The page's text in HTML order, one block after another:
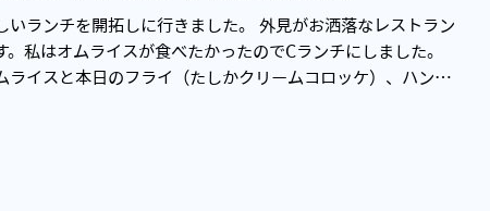
いランチを開拓しに行きました。 外見がお洒落なレストラン
。私はオムライスが食べたかったのでCランチにしました。
ライスと本日のフライ（たしかクリームコロッケ）、ハンバ